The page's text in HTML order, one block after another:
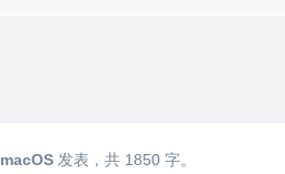
macOS 发表，共 1850 字。